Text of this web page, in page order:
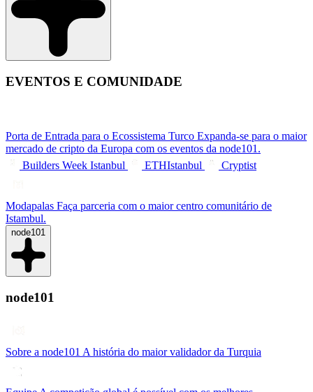
EVENTOS E COMUNIDADE
Porta de Entrada para o Ecossistema Turco Expanda-se para o maior
mercado de cripto da Europa com os eventos da node101.
Builders Week Istanbul
ETHIstanbul Cryptist
Modapalas Faça parceria com o maior centro comunitário de
Istambul.
node101
node101
Sobre a node101 A história do maior validador da Turquia